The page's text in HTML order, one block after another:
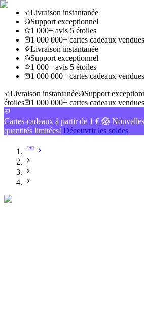
Livraison instantanée
Support exceptionnel
1 000+ avis 5 étoiles
1 000 000+ cartes cadeaux vendues
Livraison instantanée
Support exceptionnel
1 000+ avis 5 étoiles
1 000 000+ cartes cadeaux vendues
Livraison instantanée
Support
étoiles
1 000 000+ cartes cadeaux vendues
Cartes-cadeaux à partir de 1 € 😱
quantités limitées! Découvrir les soldes